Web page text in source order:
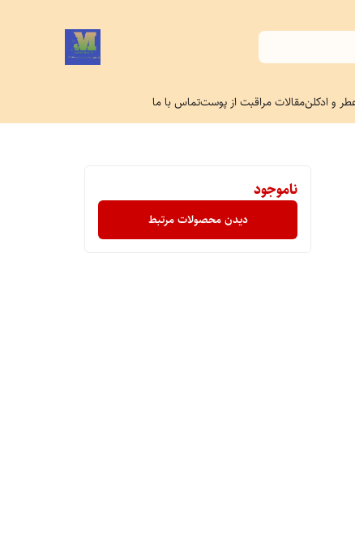
و ادکلنمقالات مراقبت از پوستتماس با ما
ناموجود
دیدن محصولات مرتبط